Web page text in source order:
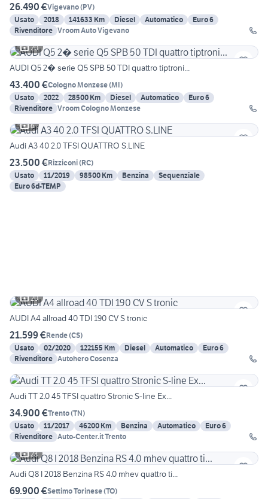
26.490 €Vigevano(PV)
Usato
2018 141633 Km Diesel Automatico
Euro 6
Rivenditore Vroom Auto Vigevano
20
AUDI Q5 2� serie Q5 SPB 50 TDI quattro tiptroni...
43.400 €Cologno Monzese(MI)
Usato
2022 28500 Km Diesel Automatico
Euro 6
Rivenditore Vroom Cologno Monzese
6
Audi A3 40 2.0 TFSI QUATTRO S.LINE
23.500 €Rizziconi(RC)
Usato
11/2019 98500 Km Benzina
Sequenziale
Euro 6d-TEMP
20
AUDI A4 allroad 40 TDI 190 CV S tronic
21.599 €Rende(CS)
Usato
02/2020 122155 Km Diesel Automatico
Euro 6
Rivenditore Autohero Cosenza
Audi TT 2.0 45 TFSI quattro Stronic S-line Ex...
34.900 €Trento(TN)
Usato
11/2017 46200 Km Benzina Automatico
Euro 6
Rivenditore Auto-Center.it Trento
23
Audi Q8 I 2018 Benzina RS 4.0 mhev quattro ti...
69.900 €Settimo Torinese(TO)